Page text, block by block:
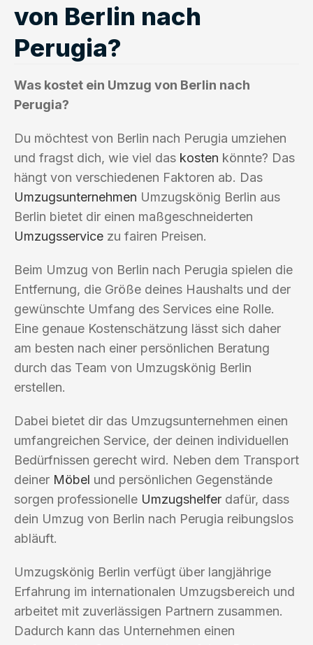
von Berlin nach
Perugia?
Was kostet ein Umzug von Berlin nach
Perugia?
Du möchtest von Berlin nach Perugia umziehen
und fragst dich, wie viel das kosten könnte? Das
hängt von verschiedenen Faktoren ab. Das
Umzugsunternehmen Umzugskönig Berlin aus
Berlin bietet dir einen maßgeschneiderten
Umzugsservice zu fairen Preisen.
Beim Umzug von Berlin nach Perugia spielen die
Entfernung, die Größe deines Haushalts und der
gewünschte Umfang des Services eine Rolle.
Eine genaue Kostenschätzung lässt sich daher
am besten nach einer persönlichen Beratung
durch das Team von Umzugskönig Berlin
erstellen.
Dabei bietet dir das Umzugsunternehmen einen
umfangreichen Service, der deinen individuellen
Bedürfnissen gerecht wird. Neben dem Transport
deiner Möbel und persönlichen Gegenstände
sorgen professionelle Umzugshelfer dafür, dass
dein Umzug von Berlin nach Perugia reibungslos
abläuft.
Umzugskönig Berlin verfügt über langjährige
Erfahrung im internationalen Umzugsbereich und
arbeitet mit zuverlässigen Partnern zusammen.
Dadurch kann das Unternehmen einen